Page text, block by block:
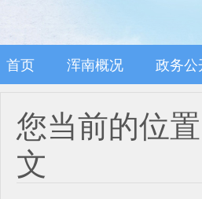
首页 浑南概况 政务公
您当前的位置
文